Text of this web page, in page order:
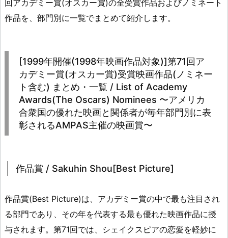
回アカデミー賞(オスカー賞)の全受賞作品およびノミネート
作品を、部門別に一覧でまとめて紹介します。
[1999年開催(1998年映画作品対象)]第71回ア
カデミー賞(オスカー賞)受賞映画作品(ノミネー
ト含む) まとめ・一覧 / List of Academy
Awards(The Oscars) Nominees 〜アメリカ
合衆国の優れた映画と関係者が毎年部門別に表
彰されるAMPAS主催の映画賞〜
作品賞 / Sakuhin Shou[Best Picture]
作品賞(Best Picture)は、アカデミー賞の中で最も注目され
る部門であり、その年を代表する最も優れた映画作品に授
与されます。第71回では、シェイクスピアの恋愛を軽妙に